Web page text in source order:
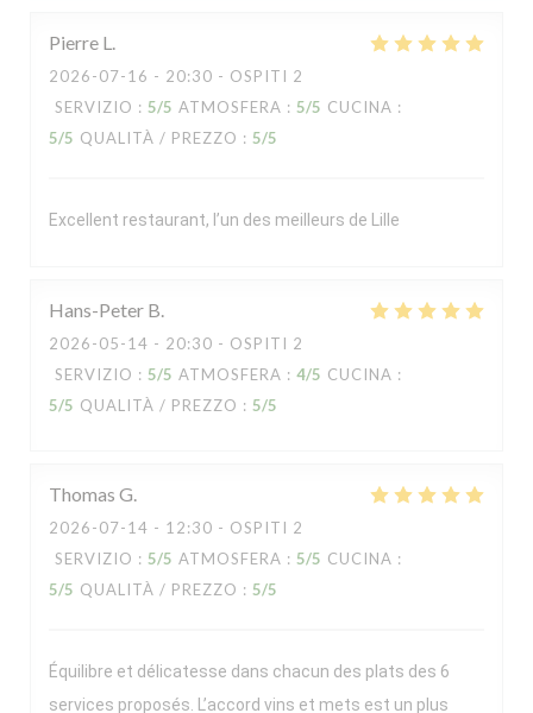
Pierre L
2026-07-16 - 20:30 - OSPITI 2
SERVIZIO : 5/5 ATMOSFERA : 5/5 CUCINA :
5/5 QUALITÀ / PREZZO : 5/5
Excellent restaurant, l’un des meilleurs de Lille
Hans-Peter B
2026-05-14 - 20:30 - OSPITI 2
SERVIZIO : 5/5 ATMOSFERA : 4/5 CUCINA :
5/5 QUALITÀ / PREZZO : 5/5
Thomas G
2026-07-14 - 12:30 - OSPITI 2
SERVIZIO : 5/5 ATMOSFERA : 5/5 CUCINA :
5/5 QUALITÀ / PREZZO : 5/5
Équilibre et délicatesse dans chacun des plats des 6
services proposés. L’accord vins et mets est un plus